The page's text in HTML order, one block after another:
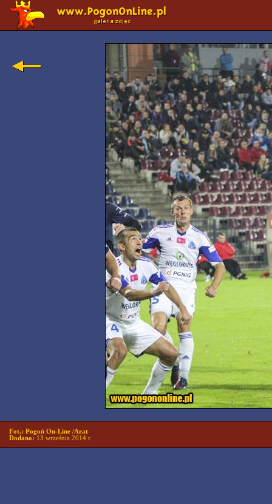
Fot.: Pogoń On-Line /Arat
Dodano: 13 września 2014 r.